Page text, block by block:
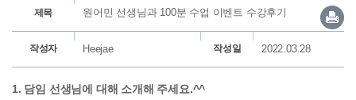
제목 원어민 선생님과 100분 수업 이벤트 수강후기
작성자 Heejae 작성일 2022.03.28
1. 담임 선생님에 대해 소개해 주세요.^^